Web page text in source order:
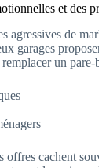
et des
agressives de
garages
un pare-
offres cachent